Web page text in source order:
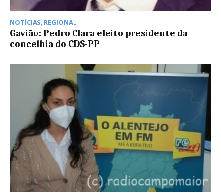
NOTÍCIAS, REGIONAL
Gavião: Pedro Clara eleito presidente da
concelhia do CDS-PP